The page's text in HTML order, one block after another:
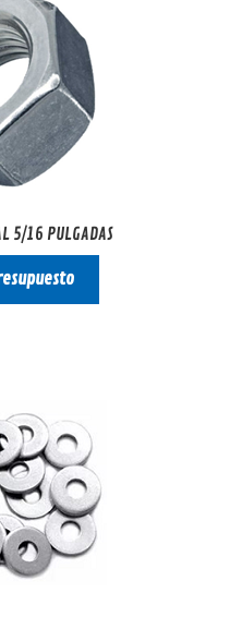
5/16 PULGADAS